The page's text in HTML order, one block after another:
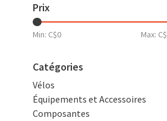
Prix
Min: C$0 Max: C$
Catégories
Vélos
Équipements et Accessoires
Composantes